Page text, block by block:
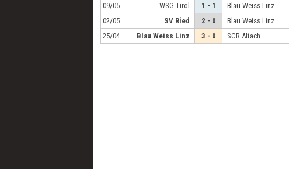
09/05
WSG Tirol 1 - 1
Blau Weiss Linz
02/05
SV Ried 2 - 0
Blau Weiss Linz
25/04
Blau Weiss Linz 3 - 0 SCR Altach